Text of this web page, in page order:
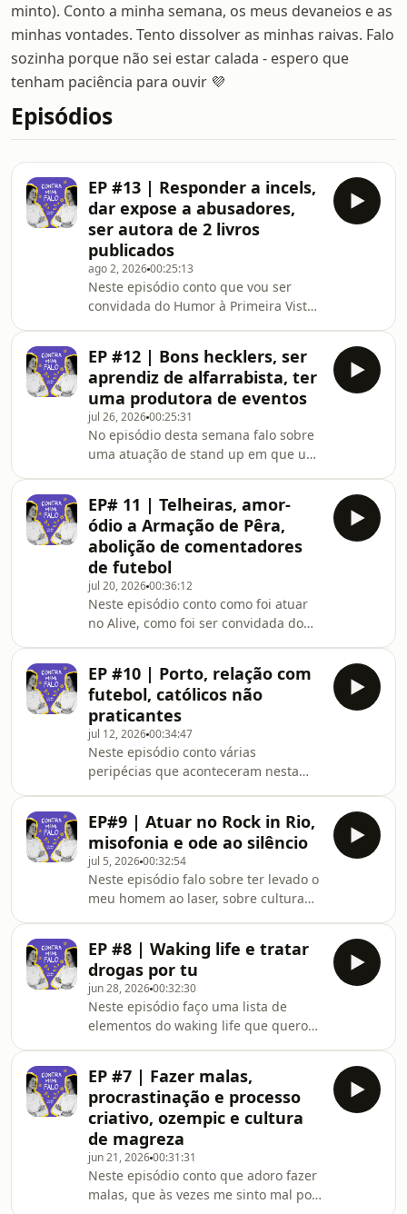
minto). Conto a minha semana, os meus devaneios e as
minhas vontades. Tento dissolver as minhas raivas. Falo
sozinha porque não sei estar calada - espero que
tenham paciência para ouvir 💜
Episódios
EP #13 | Responder a incels,
dar expose a abusadores,
ser autora de 2 livros
publicados
ago 2, 202600:25:13
Neste episódio conto que vou ser
convidada do Humor à Primeira Vista
conto uma das minhas histórias
preferidas que é a minha relação
incrível com a minha professora de
português do ensino básico, conto
porque é que acho relaxante e
terapêutico responder a incels que
comentam as minhas coisas e explico
porque é que o fitness é a
EP #12 | Bons hecklers, ser
aprendiz de alfarrabista, ter
uma produtora de eventos
jul 26, 202600:25:31
No episódio desta semana falo sobre
uma atuação de stand up em que um
quem é que nos deve dinheiro, conto
que conheci o primeiro homem que
sabe para que serve um Papanicolau,
que chorei por dizer &quot;não&quot;
a um velhinho, que fiz um DIY e não
me irritei, o que devemos fazer
quando dormimos com alguém que
ressona, o meu prime
EP# 11 | Telheiras, amor-
ódio a Armação de Pêra,
abolição de comentadores
de futebol
jul 20, 202600:36:12
Neste episódio conto como foi atuar
no Alive, como foi ser convidada do
de telheiras aka melhor bairro do
mundo, conto uma peixeira que
aconteceu num restaurante, falo
sobre o meu amor-ódio a Armação de
Pêra, disserto sobre a minha
adolescência, conto uma peixeira que
aconteceu no autocarro a voltar, falo
sobre a Fronteira do Med
EP #10 | Porto, relação com
futebol, católicos não
praticantes
jul 12, 202600:34:47
Neste episódio conto várias
peripécias que aconteceram nesta
futebol ao longo dos anos, sobre
conhecer mães de amigas e
respetivas casas de infância, adorar
conhecer casas e fazer tours de casas,
conto uma tour de casa inesperada,
falo sobre como foi conhecer o Peter
Castro e a Beatriz Gosta, disserto
sobre pastelaria e etimologia, sobre
EP#9 | Atuar no Rock in Rio,
misofonia e ode ao silêncio
jul 5, 202600:32:54
Neste episódio falo sobre ter levado o
meu homem ao laser, sobre cultura
rio! Conto algumas histórias de
edições anteriores do Rock in Rio,
conto as minhas leituras e termino
falando sobre misofonia e ode ao
silêncio.
EP #8 | Waking life e tratar
drogas por tu
jun 28, 202600:32:30
Neste episódio faço uma lista de
elementos do waking life que quero
fazer espanhóis e falo sobre o
consumo recreativo de drogas e
respetivos preconceitos e avisos
EP #7 | Fazer malas,
procrastinação e processo
criativo, ozempic e cultura
de magreza
jun 21, 202600:31:31
Neste episódio conto que adoro fazer
malas, que às vezes me sinto mal por